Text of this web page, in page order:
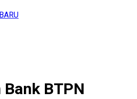
BTPN